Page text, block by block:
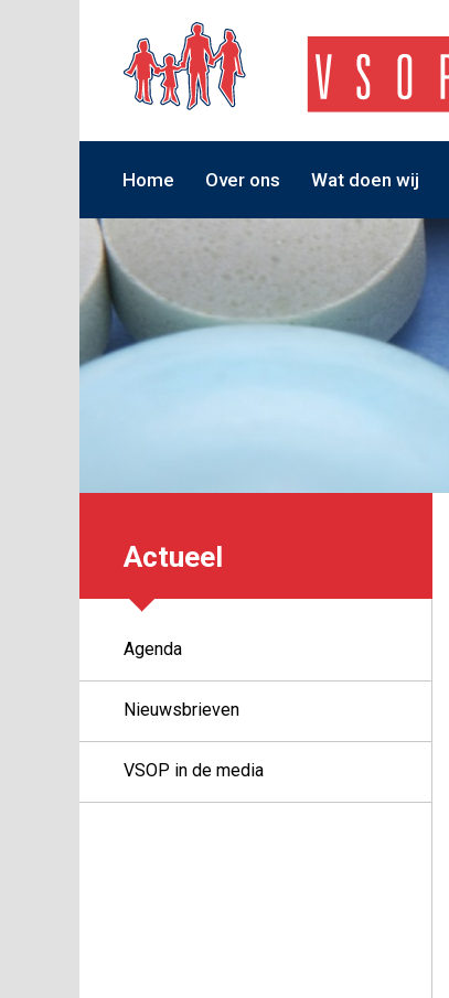
Home Over ons Wat doen wij
Actueel
Agenda
Nieuwsbrieven
VSOP in de media